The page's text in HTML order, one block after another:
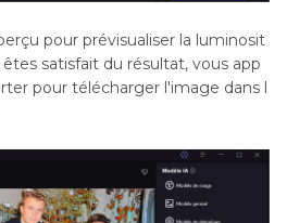
pour prévisualiser la luminosit
satisfait du résultat, vous app
pour télécharger l'image dans l